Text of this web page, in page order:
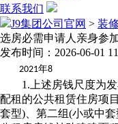
联系我们
J9集团公司官网 > 装
选房必需申请人亲身参
发布时间：2026-06-01
2021年8
1.上述房钱尺度为发
配租的公共租赁住房项
套型)、第二组(小或中